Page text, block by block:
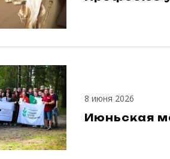
8 июня 2026
Июньская